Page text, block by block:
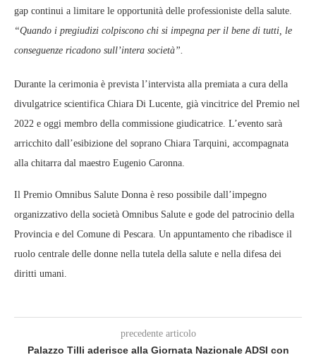
gap continui a limitare le opportunità delle professioniste della salute.
“Quando i pregiudizi colpiscono chi si impegna per il bene di tutti, le
conseguenze ricadono sull’intera società”.
Durante la cerimonia è prevista l’intervista alla premiata a cura della
divulgatrice scientifica Chiara Di Lucente, già vincitrice del Premio nel
2022 e oggi membro della commissione giudicatrice. L’evento sarà
arricchito dall’esibizione del soprano Chiara Tarquini, accompagnata
alla chitarra dal maestro Eugenio Caronna.
Il Premio Omnibus Salute Donna è reso possibile dall’impegno
organizzativo della società Omnibus Salute e gode del patrocinio della
Provincia e del Comune di Pescara. Un appuntamento che ribadisce il
ruolo centrale delle donne nella tutela della salute e nella difesa dei
diritti umani.
precedente articolo
Palazzo Tilli aderisce alla Giornata Nazionale ADSI con